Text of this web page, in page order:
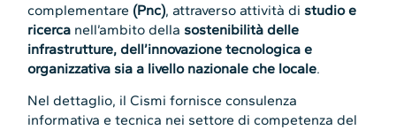
complementare (Pnc), attraverso attività di studio e
ricerca nell’ambito della sostenibilità delle
infrastrutture, dell’innovazione tecnologica e
organizzativa sia a livello nazionale che locale.
Nel dettaglio, il Cismi fornisce consulenza
informativa e tecnica nei settore di competenza del